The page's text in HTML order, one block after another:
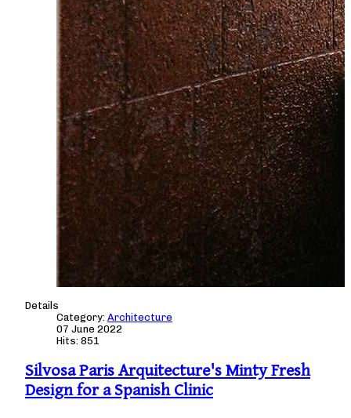
Details
Category: Architecture
07 June 2022
Hits: 851
Silvosa Paris Arquitecture's Minty Fresh
Design for a Spanish Clinic